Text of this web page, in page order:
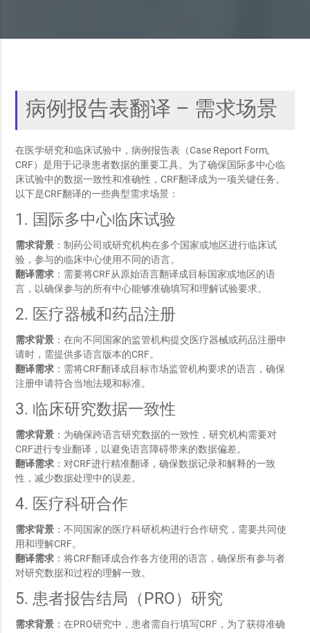
病例报告表翻译 – 需求场景
在医学研究和临床试验中，病例报告表（Case Report Form,
CRF）是用于记录患者数据的重要工具。为了确保国际多中心临
床试验中的数据一致性和准确性，CRF翻译成为一项关键任务。
以下是CRF翻译的一些典型需求场景：
1. 国际多中心临床试验
需求背景 ：制药公司或研究机构在多个国家或地区进行临床试
验，参与的临床中心使用不同的语言。
翻译需求 ：需要将CRF从原始语言翻译成目标国家或地区的语
言，以确保参与的所有中心能够准确填写和理解试验要求。
2. 医疗器械和药品注册
需求背景 ：在向不同国家的监管机构提交医疗器械或药品注册申
请时，需提供多语言版本的CRF。
翻译需求 ：需将CRF翻译成目标市场监管机构要求的语言，确保
注册申请符合当地法规和标准。
3. 临床研究数据一致性
需求背景 ：为确保跨语言研究数据的一致性，研究机构需要对
CRF进行专业翻译，以避免语言障碍带来的数据偏差。
翻译需求 ：对CRF进行精准翻译，确保数据记录和解释的一致
性，减少数据处理中的误差。
4. 医疗科研合作
需求背景 ：不同国家的医疗科研机构进行合作研究，需要共同使
用和理解CRF。
翻译需求 ：将CRF翻译成合作各方使用的语言，确保所有参与者
对研究数据和过程的理解一致。
5. 患者报告结局（PRO）研究
需求背景 ：在PRO研究中，患者需自行填写CRF，为了获得准确